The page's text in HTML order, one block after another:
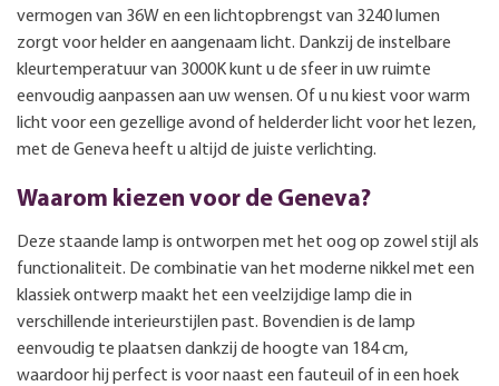
vermogen van 36W en een lichtopbrengst van 3240 lumen
zorgt voor helder en aangenaam licht. Dankzij de instelbare
kleurtemperatuur van 3000K kunt u de sfeer in uw ruimte
eenvoudig aanpassen aan uw wensen. Of u nu kiest voor warm
licht voor een gezellige avond of helderder licht voor het lezen,
met de Geneva heeft u altijd de juiste verlichting.
Waarom kiezen voor de Geneva?
Deze staande lamp is ontworpen met het oog op zowel stijl als
functionaliteit. De combinatie van het moderne nikkel met een
klassiek ontwerp maakt het een veelzijdige lamp die in
verschillende interieurstijlen past. Bovendien is de lamp
eenvoudig te plaatsen dankzij de hoogte van 184 cm,
waardoor hij perfect is voor naast een fauteuil of in een hoek